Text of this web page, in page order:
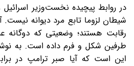
در روابط پیچیده نخست‌وزیر
شیطان لزوما تابع مرد دیوانه نیست.
رقابت هستند؛ وضعیتی که دوگانه
طرفین شکل و فرم داده‌ است. به
این است که آیا صبر ترامپ در